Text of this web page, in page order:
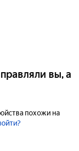
вы, а
похожи на